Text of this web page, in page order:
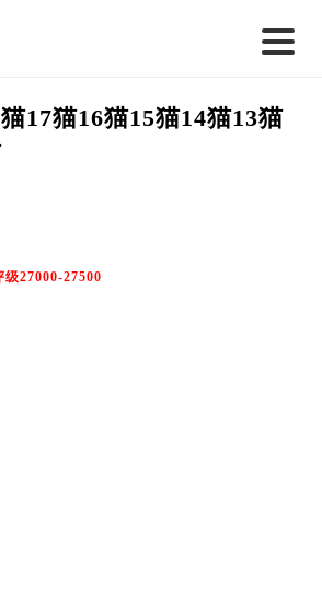
页
行情
点话题
17猫16猫15猫14猫13猫
级27000-27500